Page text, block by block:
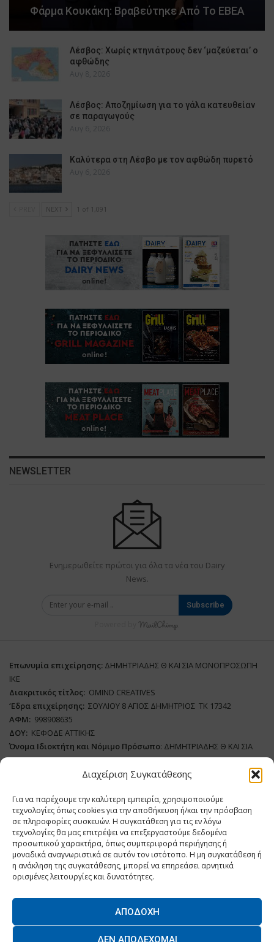
Διαχείριση Συγκατάθεσης
Για να παρέχουμε την καλύτερη εμπειρία, χρησιμοποιούμε
τεχνολογίες όπως cookies για την αποθήκευση ή/και την πρόσβαση
σε πληροφορίες συσκευών. Η συγκατάθεση για τις εν λόγω
τεχνολογίες θα μας επιτρέψει να επεξεργαστούμε δεδομένα
προσωπικού χαρακτήρα, όπως συμπεριφορά περιήγησης ή
μοναδικά αναγνωριστικά σε αυτόν τον ιστότοπο. Η μη συγκατάθεση ή
η ανάκληση της συγκατάθεσης, μπορεί να επηρεάσει αρνητικά
ορισμένες λειτουργίες και δυνατότητες.
ΑΠΟΔΟΧΉ
ΔΕΝ ΑΠΟΔΈΧΟΜΑΙ
Φάρμα Κουκάκη: Βραβεύτηκε Από Το ΕΒΕΑ
Λέσβος: Χωρίς κτηνιάτρους δεν ‘μαζεύεται’ ο
αφθώδης
Αυγ 8, 2026
Λέσβος: Αποζημίωση για το γάλα κατευθείαν
σε παραγωγούς
Αυγ 6, 2026
Καλύτερα στη Λέσβο με τον αφθώδη πυρετό
Αυγ 6, 2026
NEXT 1 of 1,091
NEWSLETTER
Ενημερωθείτε πρώτοι για όλα τα νέα του Dairy
News.
Subscribe
Επωνυμία επιχείρησης: ΔΗΜΗΤΡΙΑΔΗΣ Θ ΚΑΙ ΣΙΑ ΜΟΝΟΠΡΟΣΩΠΗ
ΙΚΕ
Διακριτικός τίτλος: ΟΜΙΝD CREATIVES
‘Eδρα επιχείρησης: ΣΟΥΛΙΟΥ 8 ΑΓΙΟΣ ΔΗΜΗΤΡΙΟΣ ΤΚ 17342
ΑΦΜ: 998908635
ΔΟΥ: ΚΕΦΟΔΕ ΑΤΤΙΚΗΣ
Όνομα Ιδιοκτήτη και Νόμιμο Πρόσωπο: ΔΗΜΗΤΡΙΑΔΗΣ Θ ΚΑΙ ΣΙΑ
ΜΟΝΟΠΡΟΣΩΠΗ ΙΚΕ
Domain:www.dairynews.gr
Δικαιούχος Domain:ΔΗΜΗΤΡΙΑΔΗΣ Θ ΚΑΙ ΣΙΑ ΜΟΝΟΠΡΟΣΩΠΗ ΙΚΕ
Διευθυντής: ΕΥΘΥΜΙΑΤΟΥ ΜΑΡΙΑ
Διαχειριστής:ΕΥΘΥΜΙΑΤΟΥ ΜΑΡΙΑ
Δήλωση Συμμόρφωσης
ΕΠΙΧΕΙΡΗΣΕΙΣ
ΕΠΙΚΟΙΝΩΝΙΑ